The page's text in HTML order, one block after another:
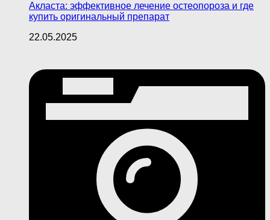
Акласта: эффективное лечение остеопороза и где
купить оригинальный препарат
22.05.2025